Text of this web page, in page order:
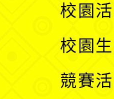
校園
校園
競賽